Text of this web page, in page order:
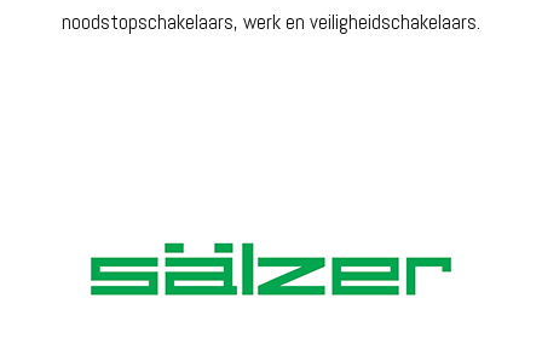
noodstopschakelaars, werk en veiligheidschakelaars.